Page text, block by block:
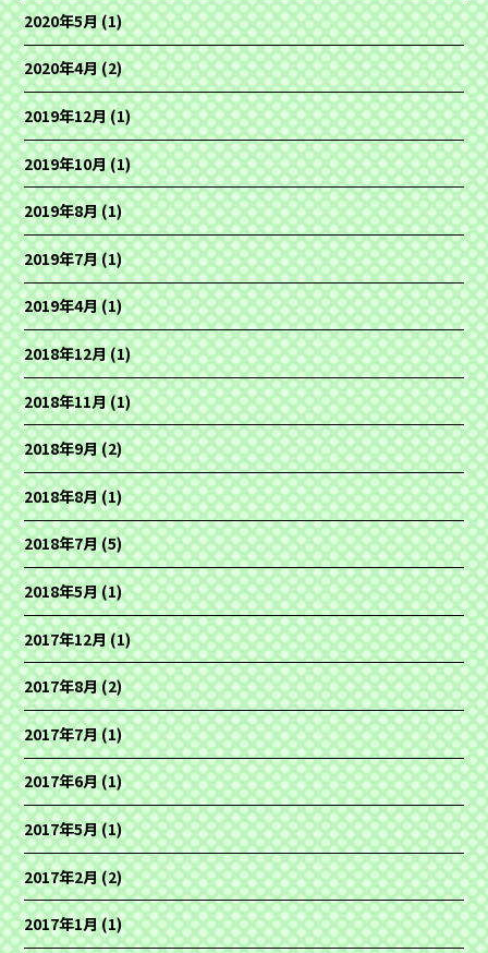
2020年5月(1)
2020年4月(2)
2019年12月(1)
2019年10月(1)
2019年8月(1)
2019年7月(1)
2019年4月(1)
2018年12月(1)
2018年11月(1)
2018年9月(2)
2018年8月(1)
2018年7月(5)
2018年5月(1)
2017年12月(1)
2017年8月(2)
2017年7月(1)
2017年6月(1)
2017年5月(1)
2017年2月(2)
2017年1月(1)